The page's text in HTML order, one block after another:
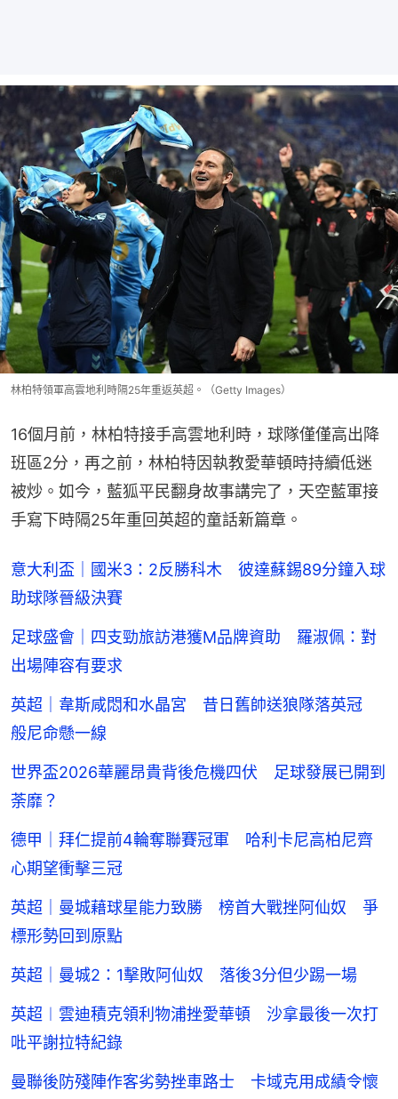
林柏特領軍高雲地利時隔25年重返英超。（Getty Images）
16個月前，林柏特接手高雲地利時，球隊僅僅高出降
班區2分，再之前，林柏特因執教愛華頓時持續低迷
被炒。如今，藍狐平民翻身故事講完了，天空藍軍接
手寫下時隔25年重回英超的童話新篇章。
意大利盃｜國米3：2反勝科木 彼達蘇錫89分鐘入球
助球隊晉級決賽
足球盛會｜四支勁旅訪港獲M品牌資助 羅淑佩：對
出場陣容有要求
英超｜韋斯咸悶和水晶宮 昔日舊帥送狼隊落英冠
般尼命懸一線
世界盃2026華麗昂貴背後危機四伏 足球發展已開到
荼靡？
德甲｜拜仁提前4輪奪聯賽冠軍 哈利卡尼高柏尼齊
心期望衝擊三冠
英超｜曼城藉球星能力致勝 榜首大戰挫阿仙奴 爭
標形勢回到原點
英超｜曼城2：1擊敗阿仙奴 落後3分但少踢一場
英超︱雲迪積克領利物浦挫愛華頓 沙拿最後一次打
吡平謝拉特紀錄
曼聯後防殘陣作客劣勢挫車路士 卡域克用成績令懷